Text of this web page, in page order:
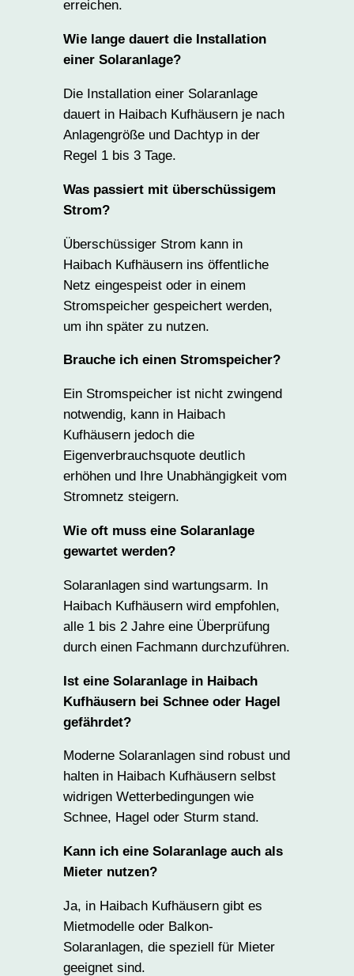
erreichen.
Wie lange dauert die Installation
einer Solaranlage?
Die Installation einer Solaranlage
dauert in Haibach Kufhäusern je nach
Anlagengröße und Dachtyp in der
Regel 1 bis 3 Tage.
Was passiert mit überschüssigem
Strom?
Überschüssiger Strom kann in
Haibach Kufhäusern ins öffentliche
Netz eingespeist oder in einem
Stromspeicher gespeichert werden,
um ihn später zu nutzen.
Brauche ich einen Stromspeicher?
Ein Stromspeicher ist nicht zwingend
notwendig, kann in Haibach
Kufhäusern jedoch die
Eigenverbrauchsquote deutlich
erhöhen und Ihre Unabhängigkeit vom
Stromnetz steigern.
Wie oft muss eine Solaranlage
gewartet werden?
Solaranlagen sind wartungsarm. In
Haibach Kufhäusern wird empfohlen,
alle 1 bis 2 Jahre eine Überprüfung
durch einen Fachmann durchzuführen.
Ist eine Solaranlage in Haibach
Kufhäusern bei Schnee oder Hagel
gefährdet?
Moderne Solaranlagen sind robust und
halten in Haibach Kufhäusern selbst
widrigen Wetterbedingungen wie
Schnee, Hagel oder Sturm stand.
Kann ich eine Solaranlage auch als
Mieter nutzen?
Ja, in Haibach Kufhäusern gibt es
Mietmodelle oder Balkon-
Solaranlagen, die speziell für Mieter
geeignet sind.